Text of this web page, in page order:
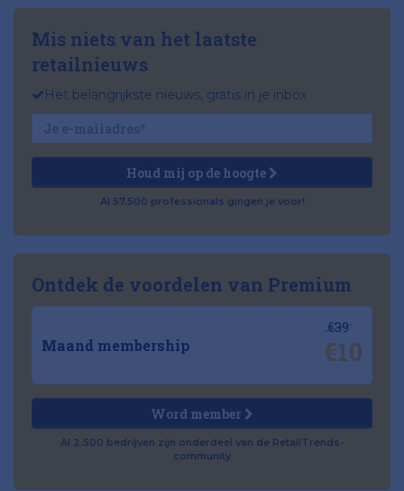
Mis niets van het laatste
retailnieuws
Het belangrijkste nieuws, gratis in je inbox
Houd mij op de hoogte
Al 57.500 professionals gingen je voor!
Ontdek de voordelen van Premium
Maand membership
€39
€10
Word member
Al 2.500 bedrijven zijn onderdeel van de RetailTrends-
community